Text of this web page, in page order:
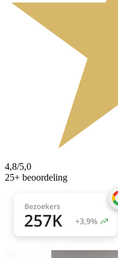
4,8/5,0
25+ beoordeling